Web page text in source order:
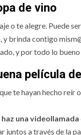
de vino
o te alegre. Puede
brinda contigo
y por todo lo
película
te hayan hecho reír
haz una videollamada
juntos a través de la